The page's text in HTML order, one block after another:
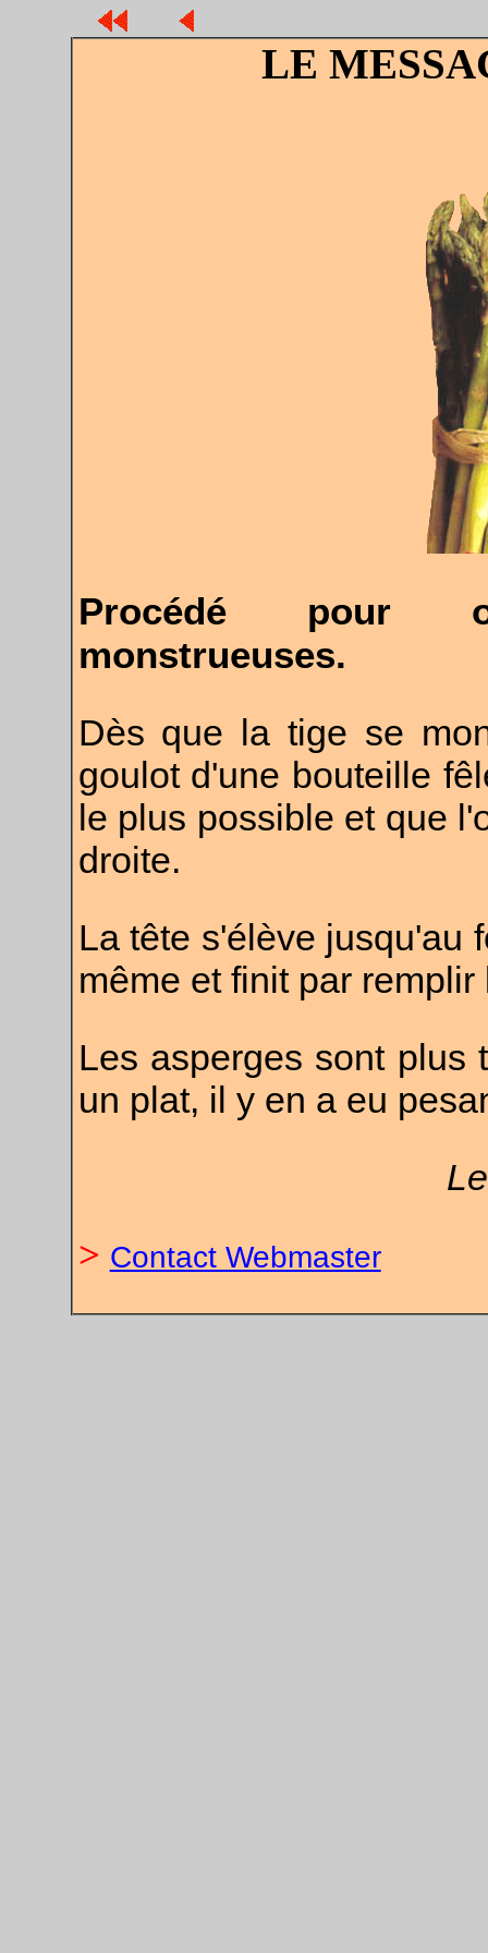
LE
Procédé pour
monstrueuses.
Dès que la tige se
goulot d'une bouteille
le plus possible et que
droite.
La tête s'élève jusqu'au
même et finit par
Les asperges sont plus
un plat, il y en a eu
> Contact Webmaster